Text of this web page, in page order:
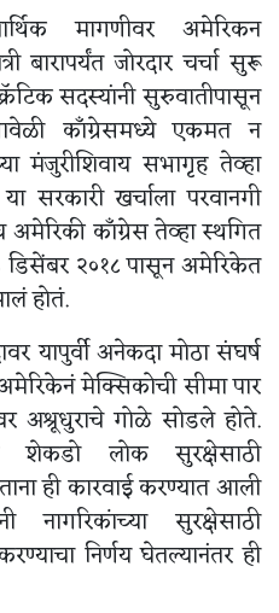
मागणीवर अमेरिकन
बारापर्यंत जोरदार चर्चा सुरू
सदस्यांनी सुरुवातीपासून
कॉंग्रेसमध्ये एकमत न
मंजुरीशिवाय सभागृह तेव्हा
सरकारी खर्चाला परवानगी
कॉंग्रेस तेव्हा स्थगित
२०१८ पासून अमेरिकेत
होतं.
यापुर्वी अनेकदा मोठा संघर्ष
मेक्सिकोची सीमा पार
अश्रूधुराचे गोळे सोडले होते.
शेकडो लोक सुरक्षेसाठी
ही कारवाई करण्यात आली
नागरिकांच्या सुरक्षेसाठी
निर्णय घेतल्यानंतर ही